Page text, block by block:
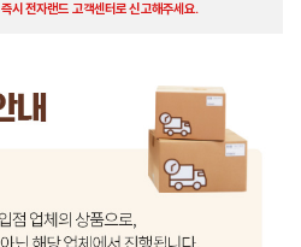
즉시 전자랜드 고객센터로 신고해주세요.